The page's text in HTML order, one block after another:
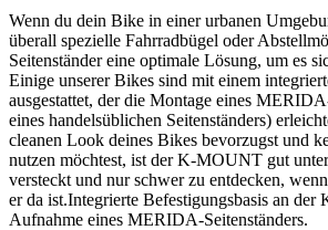
Wenn du dein Bike in einer urbanen
überall spezielle Fahrradbügel oder
Seitenständer eine optimale Lösung, um es
Einige unserer Bikes sind mit einem
ausgestattet, der die Montage eines
eines handelsüblichen Seitenständers)
cleanen Look deines Bikes bevorzugst und
nutzen möchtest, ist der K-MOUNT gut
versteckt und nur schwer zu entdecken,
er da ist.Integrierte Befestigungsbasis an der
Aufnahme eines MERIDA-Seitenständers.